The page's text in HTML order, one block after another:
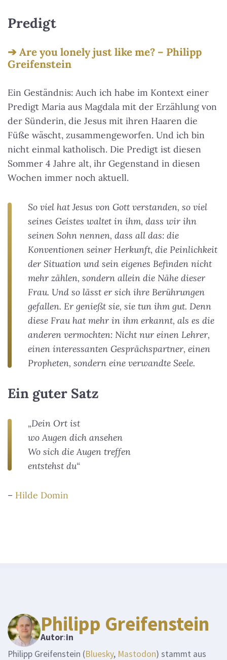
Predigt
Are you lonely just like me? – Philipp
Greifenstein
Ein Geständnis: Auch ich habe im Kontext einer
Predigt Maria aus Magdala mit der Erzählung von
der Sünderin, die Jesus mit ihren Haaren die
Füße wäscht, zusammengeworfen. Und ich bin
nicht einmal katholisch. Die Predigt ist diesen
Sommer 4 Jahre alt, ihr Gegenstand in diesen
Wochen immer noch aktuell.
So viel hat Jesus von Gott verstanden, so viel
seines Geistes waltet in ihm, dass wir ihn
seinen Sohn nennen, dass all das: die
Konventionen seiner Herkunft, die Peinlichkeit
der Situation und sein eigenes Befinden nicht
mehr zählen, sondern allein die Nähe dieser
Frau. Und so lässt er sich ihre Berührungen
gefallen. Er genießt sie, sie tun ihm gut. Denn
diese Frau hat mehr in ihm erkannt, als es die
anderen vermochten: Nicht nur einen Lehrer,
einen interessanten Gesprächspartner, einen
Propheten, sondern eine verwandte Seele.
Ein guter Satz
„Dein Ort ist
wo Augen dich ansehen
Wo sich die Augen treffen
entstehst du“
– Hilde Domin
Philipp Greifenstein
Autor:in
Philipp Greifenstein (Bluesky, Mastodon) stammt aus